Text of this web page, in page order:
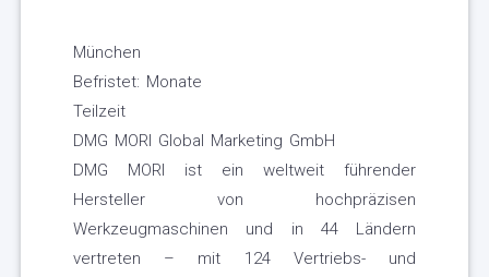
München
Befristet: Monate
Teilzeit
DMG MORI Global Marketing GmbH
DMG MORI ist ein weltweit führender
Hersteller von hochpräzisen
Werkzeugmaschinen und in 44 Ländern
vertreten – mit 124 Vertriebs- und